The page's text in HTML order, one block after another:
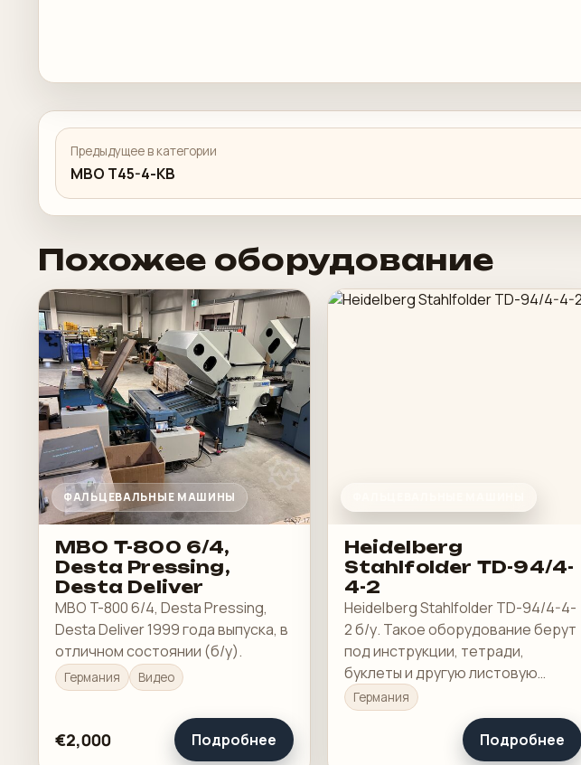
Предыдущее в категории
MBO T45-4-KB
Похожее оборудование
ФАЛЬЦЕВАЛЬНЫЕ МАШИНЫ
MBO T-800 6/4,
Desta Pressing,
Desta Deliver
MBO T-800 6/4, Desta Pressing,
Desta Deliver 1999 года выпуска, в
отличном состоянии (б/у).
Германия Видео
€2,000 Подробнее
Heidelberg
Stahlfolder TD-94/4-
4-2
Heidelberg Stahlfolder TD-94/4-4-
2 б/у. Такое оборудование берут
под инструкции, тетради,
буклеты и другую листовую
продукцию, где важны точность
сгиба и скорость переналадки.
Германия
Подробнее